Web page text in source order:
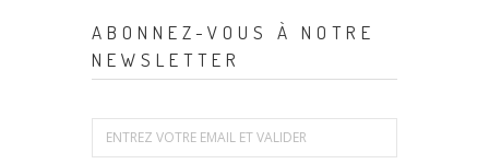
ABONNEZ-VOUS À NOTRE
NEWSLETTER